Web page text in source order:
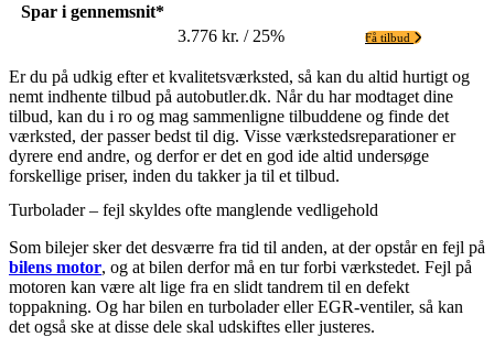
Spar i gennemsnit*
3.776 kr. / 25%
Få tilbud
Er du på udkig efter et kvalitetsværksted, så kan du altid hurtigt og
nemt indhente tilbud på autobutler.dk. Når du har modtaget dine
tilbud, kan du i ro og mag sammenligne tilbuddene og finde det
værksted, der passer bedst til dig. Visse værkstedsreparationer er
dyrere end andre, og derfor er det en god ide altid undersøge
forskellige priser, inden du takker ja til et tilbud.
Turbolader – fejl skyldes ofte manglende vedligehold
Som bilejer sker det desværre fra tid til anden, at der opstår en fejl på
bilens motor, og at bilen derfor må en tur forbi værkstedet. Fejl på
motoren kan være alt lige fra en slidt tandrem til en defekt
toppakning. Og har bilen en turbolader eller EGR-ventiler, så kan
det også ske at disse dele skal udskiftes eller justeres.